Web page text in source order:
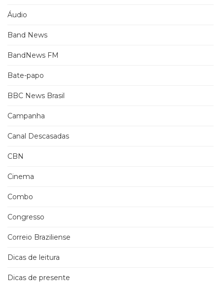
Áudio
Band News
BandNews FM
Bate-papo
BBC News Brasil
Campanha
Canal Descasadas
CBN
Cinema
Combo
Congresso
Correio Braziliense
Dicas de leitura
Dicas de presente